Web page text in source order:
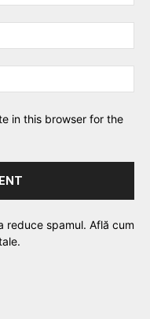
in this browser for the
reduce spamul. Află cum
.